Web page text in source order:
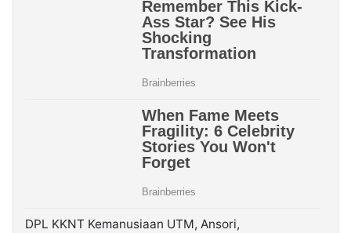
DPL KKNT Kemanusiaan UTM, Ansori,